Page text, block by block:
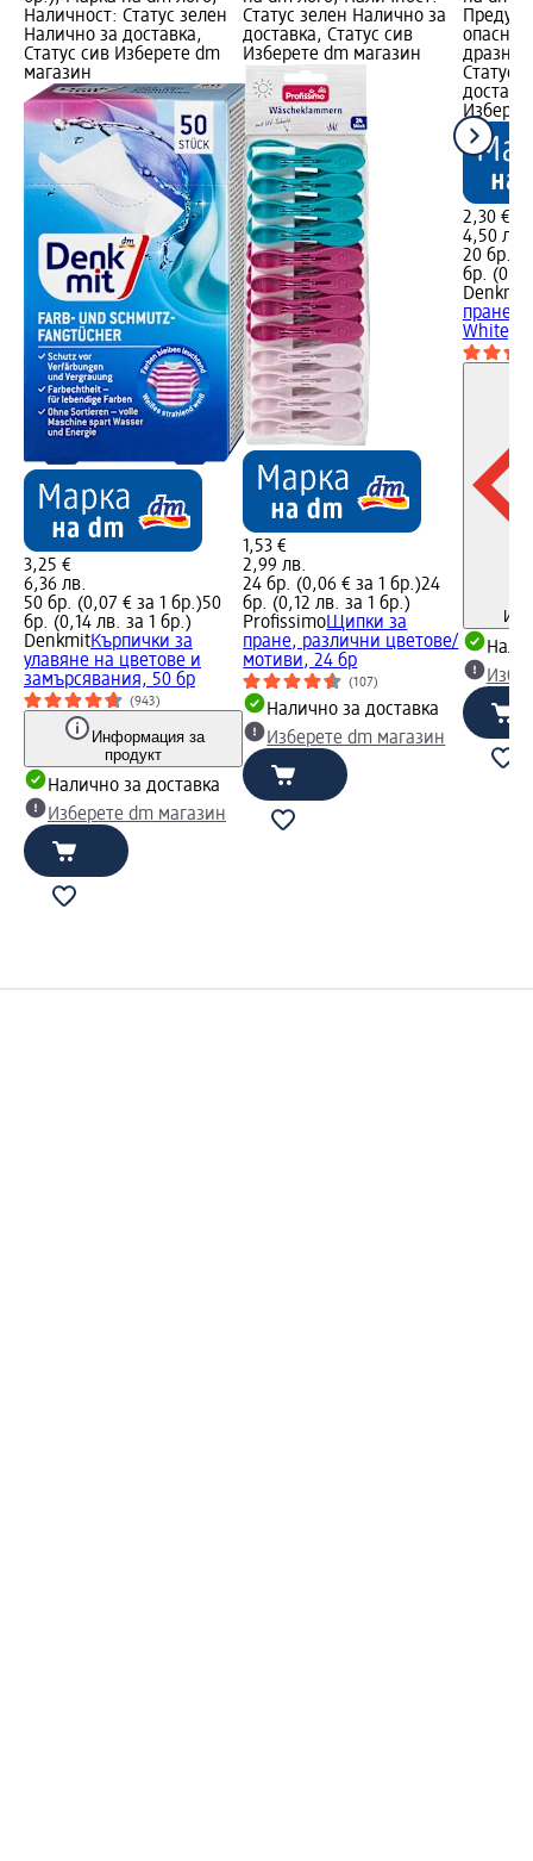
Наличност: Статус зелен
Налично за доставка,
Статус сив Изберете dm
магазин
3,25 €
6,36 лв.
50 бр. (0,07 € за 1 бр.)50
бр. (0,14 лв. за 1 бр.)
DenkmitКърпички за
улавяне на цветове и
замърсявания, 50 бр
(943)
Информация за
продукт
Налично за доставка
Изберете dm магазин
Статус зелен Налично за
доставка, Статус сив
Изберете dm магазин
1,53 €
2,99 лв.
24 бр. (0,06 € за 1 бр.)24
бр. (0,12 лв. за 1 бр.)
ProfissimoЩипки за
пране, различни цветове/
мотиви, 24 бр
(107)
Налично за доставка
Изберете dm магазин
Статус
2,30 €
4,50 лв.
20 бр.
бр.
Denkmit
пране с
White,